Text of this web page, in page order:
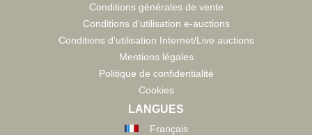
Conditions générales de vente
Conditions d'utilisation e-auctions
Conditions d'utilisation Internet/Live auctions
Mentions légales
Politique de confidentialité
Cookies
LANGUES
Français